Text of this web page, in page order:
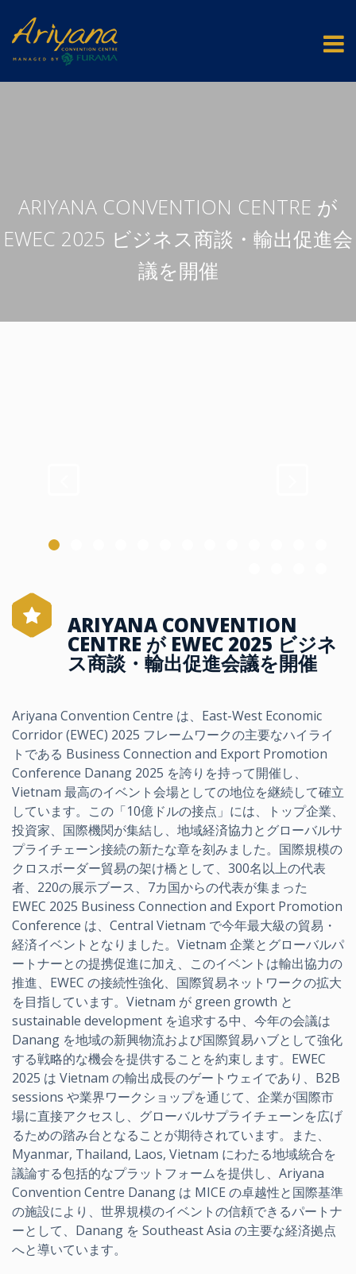
ARIYANA CONVENTION CENTRE が
EWEC 2025 ビジネス商談・輸出促進会
議を開催
ARIYANA CONVENTION
CENTRE が EWEC 2025 ビジネ
ス商談・輸出促進会議を開催
Ariyana Convention Centre は、East-West Economic
Corridor (EWEC) 2025 フレームワークの主要なハイライ
トである Business Connection and Export Promotion
Conference Danang 2025 を誇りを持って開催し、
Vietnam 最高のイベント会場としての地位を継続して確立
しています。この「10億ドルの接点」には、トップ企業、
投資家、国際機関が集結し、地域経済協力とグローバルサ
プライチェーン接続の新たな章を刻みました。国際規模の
クロスボーダー貿易の架け橋として、300名以上の代表
者、220の展示ブース、7カ国からの代表が集まった
EWEC 2025 Business Connection and Export Promotion
Conference は、Central Vietnam で今年最大級の貿易・
経済イベントとなりました。Vietnam 企業とグローバルパ
ートナーとの提携促進に加え、このイベントは輸出協力の
推進、EWEC の接続性強化、国際貿易ネットワークの拡大
を目指しています。Vietnam が green growth と
sustainable development を追求する中、今年の会議は
Danang を地域の新興物流および国際貿易ハブとして強化
する戦略的な機会を提供することを約束します。EWEC
2025 は Vietnam の輸出成長のゲートウェイであり、B2B
sessions や業界ワークショップを通じて、企業が国際市
場に直接アクセスし、グローバルサプライチェーンを広げ
るための踏み台となることが期待されています。また、
Myanmar, Thailand, Laos, Vietnam にわたる地域統合を
議論する包括的なプラットフォームを提供し、Ariyana
Convention Centre Danang は MICE の卓越性と国際基準
の施設により、世界規模のイベントの信頼できるパートナ
ーとして、Danang を Southeast Asia の主要な経済拠点
へと導いています。